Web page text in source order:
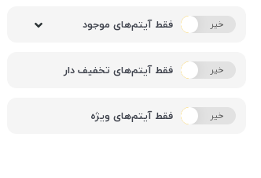
بله خیر فقط آیتم‌های موجود
بله خیر فقط آیتم‌های تخفیف دار
بله خیر فقط آیتم‌های ویژه